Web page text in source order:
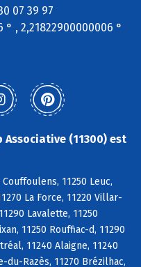
07 39 97
° , 2,21822900000006 °
(11300) est
Couffoulens, 11250 Leuc,
La Force, 11220 Villar-
Lavalette, 11250
11250 Rouffiac-d, 11290
11240 Alaigne, 11240
Razès, 11270 Brézilhac,